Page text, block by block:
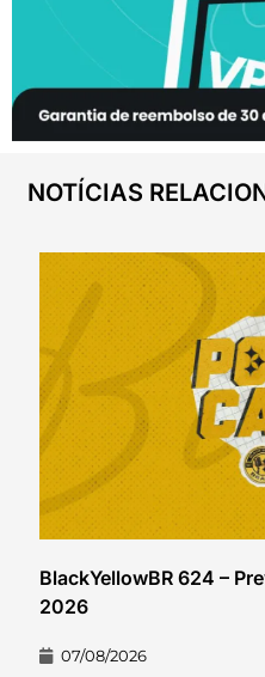
NOTÍCIAS
BlackYellowBR 624 –
2026
07/08/2026